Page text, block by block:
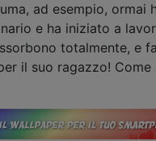
ad esempio, ormai
e ha iniziato a
totalmente, e
il suo ragazzo! Come